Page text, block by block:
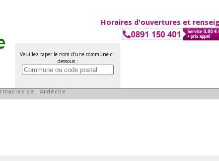
Horaires d'ouvertures et
Veuillez taper le nom d'une commune ci-
dessous :
de l'Ardèche
de l'Ardèche